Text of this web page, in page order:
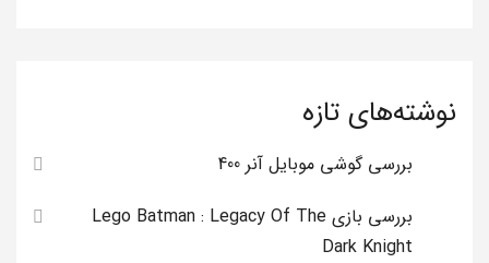
نوشته‌های تازه
بررسی گوشی موبایل آنر 400
بررسی بازی Lego Batman : Legacy Of The
Dark Knight